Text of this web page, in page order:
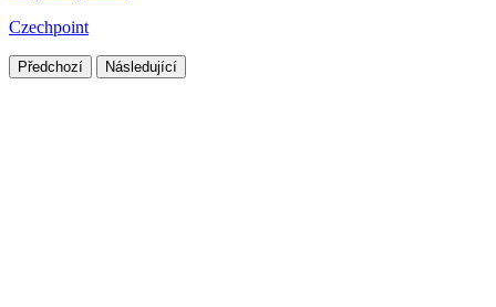
Czechpoint
Předchozí Následující